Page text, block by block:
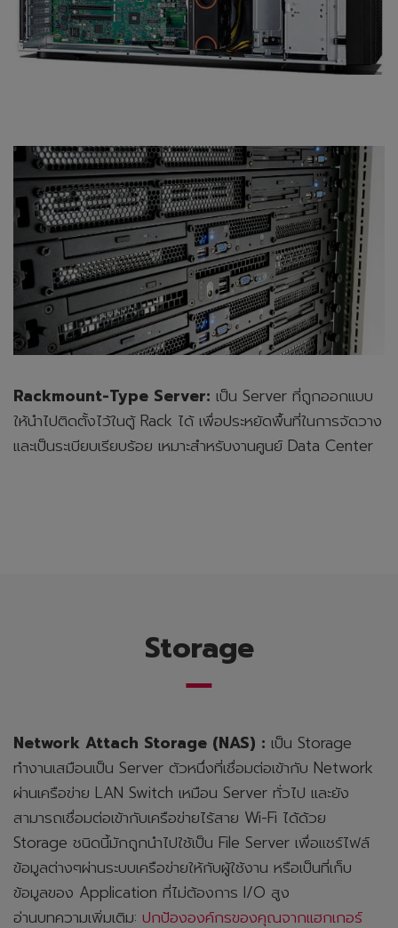
Rackmount-Type Server: เป็น Server ที่ถูกออกแบบ
ให้นำไปติดตั้งไว้ในตู้ Rack ได้ เพื่อประหยัดพื้นที่ในการจัดวาง
และเป็นระเบียบเรียบร้อย เหมาะสำหรับงานศูนย์ Data Center
Storage
Network Attach Storage (NAS) : เป็น Storage
ทำงานเสมือนเป็น Server ตัวหนึ่งที่เชื่อมต่อเข้ากับ Network
ผ่านเครือข่าย LAN Switch เหมือน Server ทั่วไป และยัง
สามารถเชื่อมต่อเข้ากับเครือข่ายไร้สาย Wi-Fi ได้ด้วย
Storage ชนิดนี้มักถูกนำไปใช้เป็น File Server เพื่อแชร์ไฟล์
ข้อมูลต่างๆผ่านระบบเครือข่ายให้กับผู้ใช้งาน หรือเป็นที่เก็บ
ข้อมูลของ Application ที่ไม่ต้องการ I/O สูง
อ่านบทความเพิ่มเติม: ปกป้ององค์กรของคุณจากแฮกเกอร์